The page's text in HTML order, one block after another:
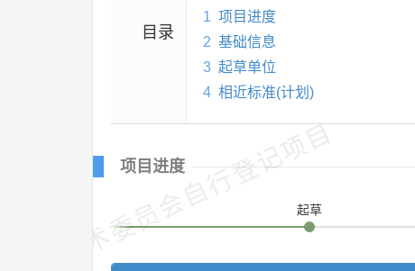
技术委员会自行登记项目
目录
1 项目进度
2 基础信息
3 起草单位
4 相近标准(计划)
项目进度
起草